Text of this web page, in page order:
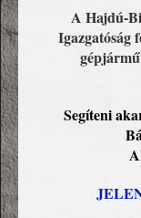
A Hajdú-
Igazgatóság
Segíteni